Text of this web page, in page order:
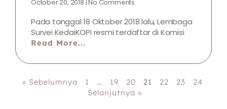
October 20, 2018 No Comments
Pada tanggal 18 Oktober 2018 lalu, Lembaga
Survei KedaiKOPI resmi terdaftar di Komisi
Read More...
« Sebelumnya 1 … 19 20 21 22 23
24
Selanjutnya »